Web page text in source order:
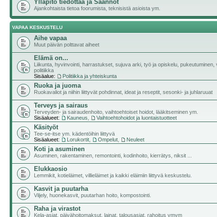
Ylläpito tiedottaa ja Säännöt
Ajankohtaista tietoa foorumista, teknisistä asioista ym.
VAPAA KESKUSTELU
Aihe vapaa
Muut päivän polttavat aiheet
Elämä on...
Liikunta, hyvinvointi, harrastukset, sujuva arki, työ ja opiskelu, pukeutuminen,
politiikka
Sisäalue:
Politiikka ja yhteiskunta
Ruoka ja juoma
Ruokavaliot ja niihin liittyvät pohdinnat, ideat ja reseptit, sesonki- ja juhlaruuat
Terveys ja sairaus
Terveyden- ja sairaudenhoito, vaihtoehtoiset hoidot, lääkitseminen ym.
Sisäalueet:
Kauneus Vaihtoehtohoidot ja luontaistuotteet
Käsityöt
Tee-se-itse ym. kädentöihin liittyvä
Sisäalueet:
Lorukortit Ompelut Neuleet
Koti ja asuminen
Asuminen, rakentaminen, remontointi, kodinhoito, kierrätys, niksit ...
Elukkaosio
Lemmikit, kotieläimet, villieläimet ja kaikki eläimiin liittyvä keskustelu.
Kasvit ja puutarha
Viljely, huonekasvit, puutarhan hoito, kompostointi.
Raha ja virastot
Kela-asiat, päivähoitomaksut, lainat, talousasiat, rahoitus ymym